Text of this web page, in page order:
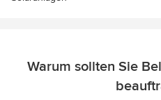
Warum sollten Sie